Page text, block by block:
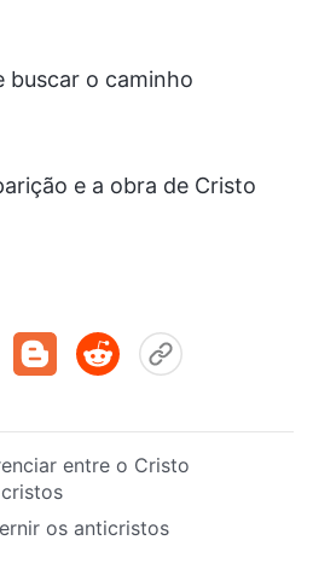
buscar o caminho
e a obra de Cristo
entre o Cristo
os anticristos